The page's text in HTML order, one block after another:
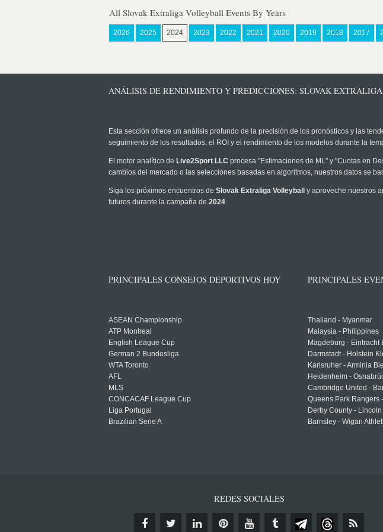
All Slovak Extraliga Volleyball Events By Years
2026 2025 2024 2023 2022 2021 2020 2019 2018 2017
ANÁLISIS DE RENDIMIENTO Y PREDICCIONES: SLOVAK
Esta sección ofrece un análisis profundo de la precisión de los pronósticos y las
seguimiento de los resultados, el ROI y el rendimiento de los modelos durante la
El motor analítico de Live2Sport LLC procesa "Estimaciones de ML" y "Cuotas en
cambios del mercado o las selecciones basadas en algoritmos, nuestros datos se
Siga los próximos encuentros de Slovak Extraliga Volleyball
y aproveche nuestros
futuros durante la campaña de 2024.
PRINCIPALES CONSEJOS DEPORTIVOS HOY
ASEAN Championship
ATP Montreal
English League Cup
German 2 Bundesliga
WTA Toronto
AFL
MLS
CONCACAF League Cup
Liga Portugal
Brazilian Serie A
PRINCIPALES
Thailand - Myanmar
Malaysia - Philippines
Magdeburg - Eintracht
Darmstadt - Holstein
Karlsruher - Arminia
Heidenheim -
Cambridge United -
Queens Park Rangers
Derby County -
Barnsley - Wigan
REDES SOCIALES